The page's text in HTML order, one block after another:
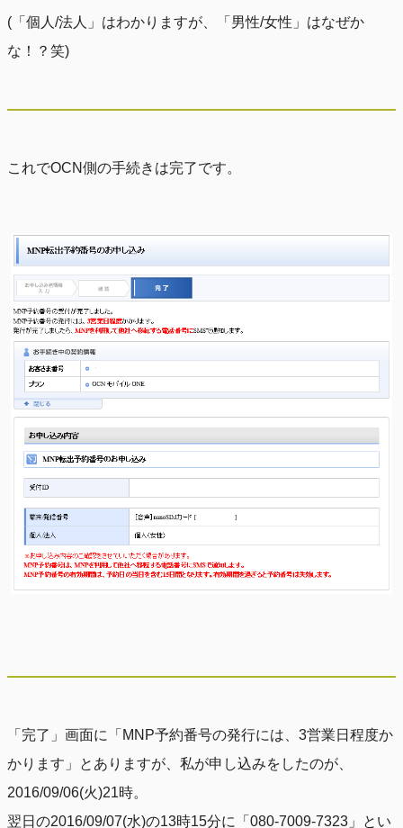
(「個人/法人」はわかりますが、「男性/女性」はなぜか
な！？笑)
これでOCN側の手続きは完了です。
「完了」画面に「MNP予約番号の発行には、3営業日程度か
かります」とありますが、私が申し込みをしたのが、
2016/09/06(火)21時。
翌日の2016/09/07(水)の13時15分に「080-7009-7323」とい